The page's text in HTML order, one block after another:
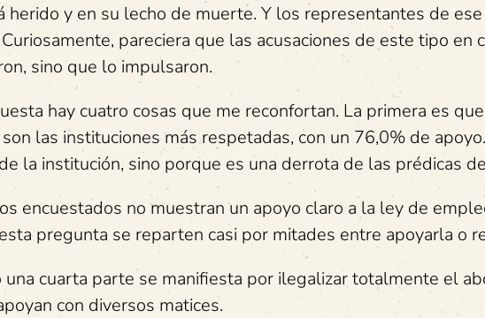
herido y en su lecho de muerte. Y los representantes de
pareciera que las acusaciones de este tipo en
sino que lo impulsaron.
hay cuatro cosas que me reconfortan. La primera es
las instituciones más respetadas, con un 76,0% de
la institución, sino porque es una derrota de las prédicas
encuestados no muestran un apoyo claro a la ley de
pregunta se reparten casi por mitades entre apoyarla o
una cuarta parte se manifiesta por ilegalizar totalmente el
con diversos matices.